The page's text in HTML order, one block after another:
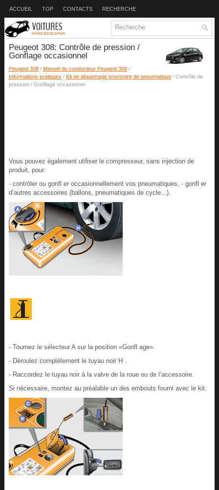
ACCUEIL TOP CONTACTS RECHERCHE
Peugeot 308: Contrôle de pression /
Gonflage occasionnel
Peugeot 308/ Manuel du conducteur Peugeot 308/
Informations pratiques / Kit de dépannage provisoire de pneumatique/ Contrôle de
pression / Gonflage occasionnel
Vous pouvez également utiliser le compresseur, sans injection de
produit, pour:
- contrôler ou gonfl er occasionnellement vos pneumatiques, - gonfl er
d’autres accessoires (ballons, pneumatiques de cycle...).
- Tournez le sélecteur A sur la position «Gonfl age».
- Déroulez complètement le tuyau noir H .
- Raccordez le tuyau noir à la valve de la roue ou de l’accessoire.
Si nécessaire, montez au préalable un des embouts fourni avec le kit.